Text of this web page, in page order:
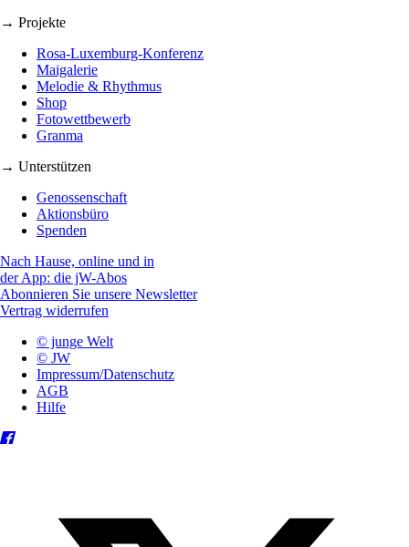
→ Projekte
Rosa-Luxemburg-Konferenz
Maigalerie
Melodie & Rhythmus
Shop
Fotowettbewerb
Granma
→ Unterstützen
Genossenschaft
Aktionsbüro
Spenden
Nach Hause, online und in
der App: die jW-Abos
Abonnieren Sie unsere Newsletter
Vertrag widerrufen
© junge Welt
© JW
Impressum/Datenschutz
AGB
Hilfe